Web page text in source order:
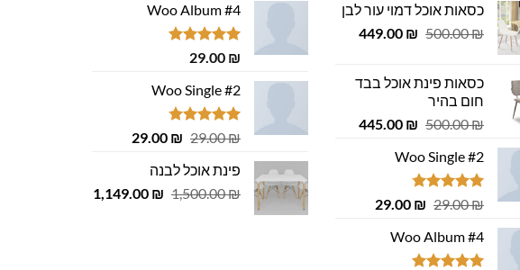
כסאות אוכל דמוי עור לבן
500.00₪
המחיר
500.00 ₪.
449.00 ₪
המחיר
449.00 ₪.כסאות פינת אוכל בבד
חום בהיר
500.00₪
המחיר
היה:
500.00 ₪.
445.00 ₪
המחיר
Woo Single #2
דורג4.75
29.00₪
המחיר
היה:
29.00 ₪.
29.00 ₪
המחיר
Woo Album #4
Woo Album #4
דורג5.00
29.00 ₪
Woo Single #2
דורג4.75
29.00₪
המחיר
היה:
29.00 ₪.
29.00 ₪
המחיר
29.00 ₪.
פינת אוכל לבנה
1,500.00₪
המחיר
1,149.00 ₪
המחיר